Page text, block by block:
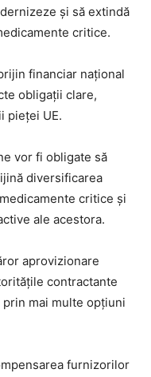
și să extindă
critice.
financiar național
obligații clare,
pieței UE.
vor fi obligate să
diversificarea
critice și
ale acestora.
aprovizionare
contractante
mai multe opțiuni
furnizorilor